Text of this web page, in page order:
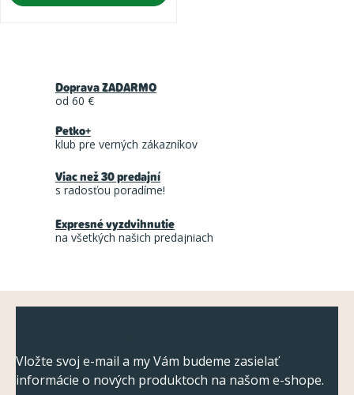
d
e
p
v
v
ý
Doprava ZADARMO
od 60 €
Petko+
klub pre verných zákazníkov
Viac než 30 predajní
s radosťou poradíme!
Expresné vyzdvihnutie
na všetkých našich predajniach
Vložte svoj e-mail a my Vám budeme zasielať
informácie o nových produktoch na našom e-shope.